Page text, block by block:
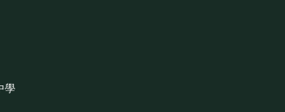
學